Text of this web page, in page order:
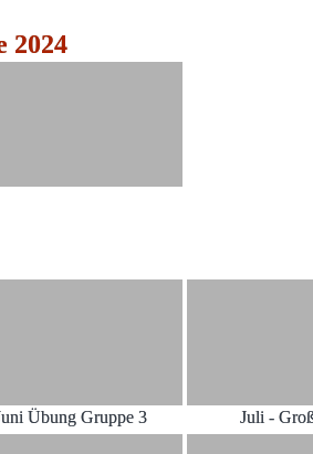
2024
Übung Gruppe 3 Juli -